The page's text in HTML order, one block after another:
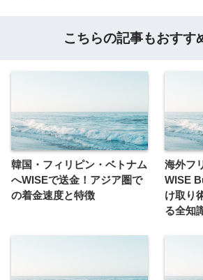
こちらの記事もおすす
韓国・フィリピン・ベトナム
へWISEで送金！アジア圏で
の着金速度と特徴
海外フ
WISE
け取り
る全知